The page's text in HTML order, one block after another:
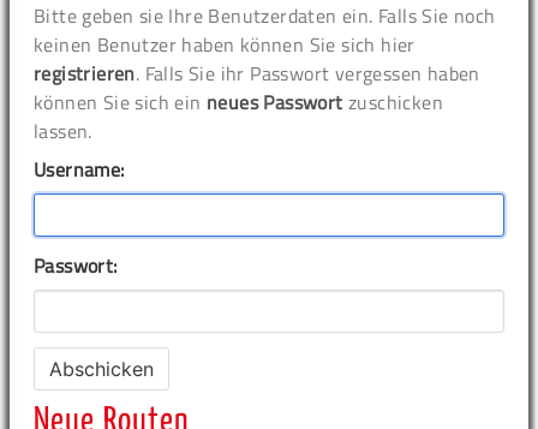
Bitte geben sie Ihre Benutzerdaten ein. Falls Sie noch
keinen Benutzer haben können Sie sich hier
registrieren. Falls Sie ihr Passwort vergessen haben
können Sie sich ein neues Passwort zuschicken
lassen.
Username:
Passwort:
Neue Routen